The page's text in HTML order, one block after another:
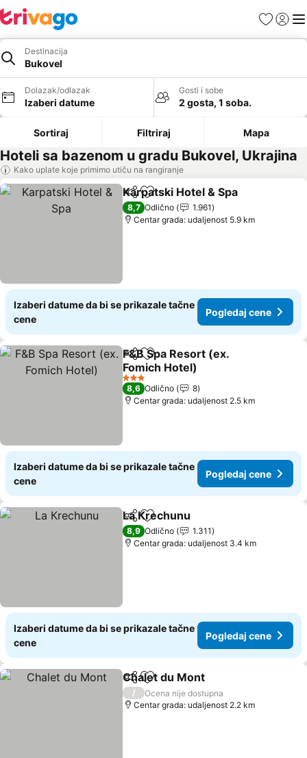
FavoritiPrijavi
Destinacija
Bukovel
Dolazak/odlazak
Izaberi datume
Gosti i sobe
2 gosta, 1 soba.
Sortiraj Filtriraj Mapa
Hoteli sa bazenom u gradu Bukovel, Ukrajina
Kako uplate koje primimo utiču na rangiranje
Deli Dodati u favorite
Karpatski Hotel & Spa
8,7 Odlično
1.961
Centar grada: udaljenost 5.9 km
Izaberi datume da bi se prikazale tačne
cene
Pogledaj cene
Deli Dodati u favorite
F&B Spa Resort (ex.
Fomich Hotel)
3 Zvezdice
8,6 Odlično
8
Centar grada: udaljenost 2.5 km
Izaberi datume da bi se prikazale tačne
cene
Pogledaj cene
Deli Dodati u favorite
La Кrechunu
8,9 Odlično
1.311
Centar grada: udaljenost 3.4 km
Izaberi datume da bi se prikazale tačne
cene
Pogledaj cene
Deli Dodati u favorite
Chalet du Mont
/
Ocena nije dostupna
Centar grada: udaljenost 2.2 km